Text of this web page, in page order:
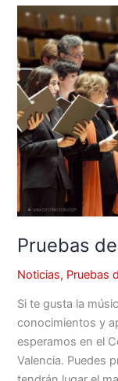
Pruebas
Noticias, Pruebas
Si te gusta la
conocimientos y
esperamos en el
Valencia. Puedes
Pruebas
de
Acceso
Enero
2015